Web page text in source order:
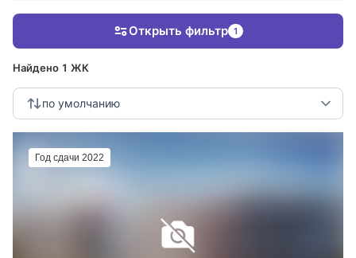
123 клубные дома
Найдено 1 ЖК
по умолчанию
Открыть фильтр 1
Год сдачи 2022